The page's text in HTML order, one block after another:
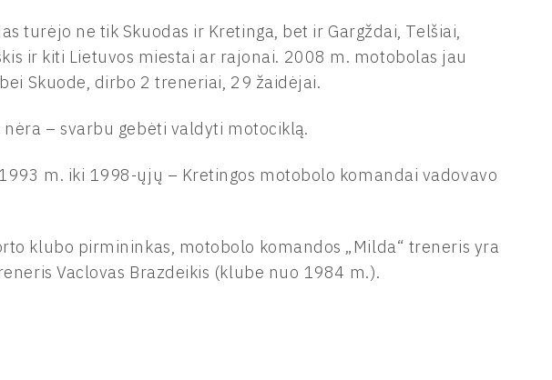
turėjo ne tik Skuodas ir Kretinga, bet ir Gargždai, Telšiai,
ir kiti Lietuvos miestai ar rajonai. 2008 m. motobolas jau
Skuode, dirbo 2 treneriai, 29 žaidėjai.
– svarbu gebėti valdyti motociklą.
m. iki 1998-ųjų – Kretingos motobolo komandai vadovavo
klubo pirmininkas, motobolo komandos „Milda“ treneris yra
Vaclovas Brazdeikis (klube nuo 1984 m.).